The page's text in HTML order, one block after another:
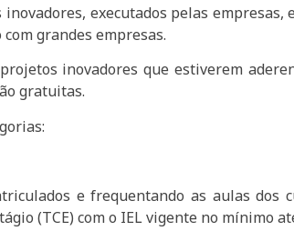
executados pelas
grandes empresas.
inovadores que estiverem
gratuitas.
e frequentando as aulas dos
(TCE) com o IEL vigente no mínimo